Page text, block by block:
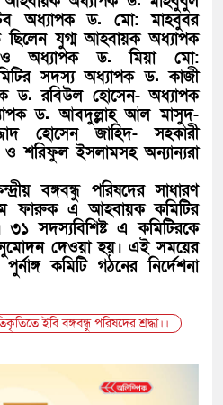
অধ্যাপক ড. মো: মাহবুবর
ছিলেন যুগ্ম আহবায়ক অধ্যাপক
ও অধ্যাপক ড. মিয়া মো:
সদস্য অধ্যাপক ড. কাজী
ড. রবিউল হোসেন- অধ্যাপক
ড. আবদুল্লাহ আল মাসুদ-
হোসেন জাহিদ- সহকারী
শরিফুল ইসলামসহ অন্যান্যরা
বঙ্গবন্ধু পরিষদের সাধারণ
ফারুক এ আহবায়ক কমিটির
সদস্যবিশিষ্ট এ কমিটিরকে
দেওয়া হয়। এই সময়ের
কমিটি গঠনের নির্দেশনা
ইবি বঙ্গবন্ধু পরিষদের শ্রদ্ধা।।